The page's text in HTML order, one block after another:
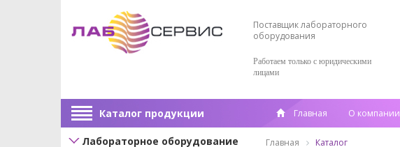
Поставщик лабораторного
оборудования
Работаем только с юридическими
лицами
Каталог продукции Главная О компании
Лабораторное оборудование Главная Каталог